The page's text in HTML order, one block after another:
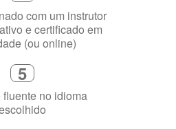
4
com um instrutor
e certificado em
(ou online)
5